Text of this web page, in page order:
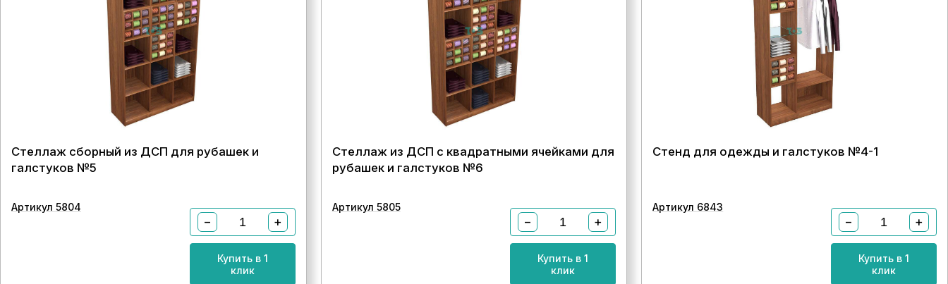
Стеллаж сборный из ДСП для рубашек и
галстуков №5
Артикул 5804
− +
Купить в 1
клик
Стеллаж из ДСП с квадратными ячейками для
рубашек и галстуков №6
Артикул 5805
− +
Купить в 1
клик
Стенд для одежды и галстуков №4-1
Артикул 6843
− +
Купить в 1
клик